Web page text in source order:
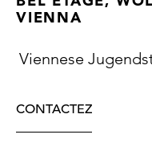
VIENNA
Viennese
CONTACTEZ